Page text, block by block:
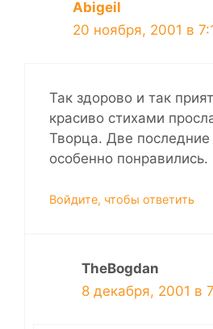
Abigeil
20 ноября, 2001 в
Так здорово и так
красиво стихами
Творца. Две последние
особенно
Войдите, чтобы ответить
TheBogdan
8 декабря, 2001 в